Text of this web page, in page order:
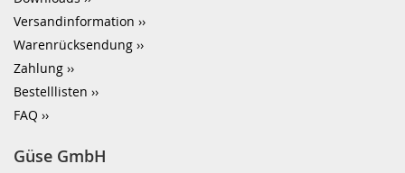
Versandinformation
Warenrücksendung
Zahlung
Bestelllisten
FAQ
Güse GmbH